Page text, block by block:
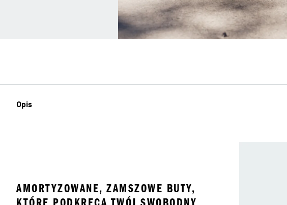
Opis
AMORTYZOWANE, ZAMSZOWE BUTY,